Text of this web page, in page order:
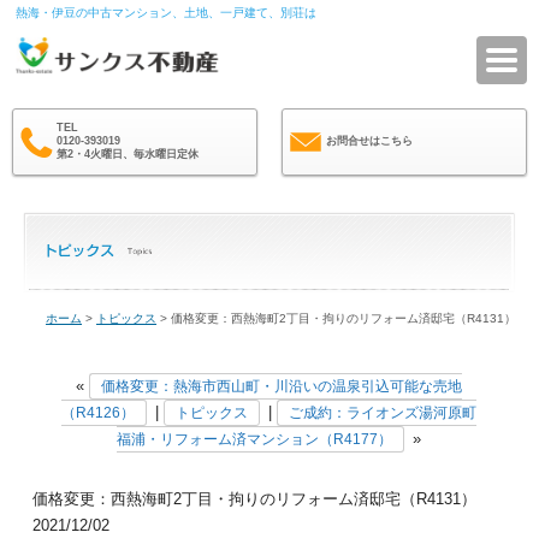
熱海・伊豆の中古マンション、土地、一戸建て、別荘は
TEL
0120-393019
第2・4火曜日、毎水曜日定休
お問合せはこちら
ホーム > トピックス > 価格変更：西熱海町2丁目・拘りのリフォーム済邸宅（R4131）
«
価格変更：熱海市西山町・川沿いの温泉引込可能な売地
（R4126）
トピックス
ご成約：ライオンズ湯河原町
福浦・リフォーム済マンション（R4177）
»
価格変更：西熱海町2丁目・拘りのリフォーム済邸宅（R4131）
2021/12/02